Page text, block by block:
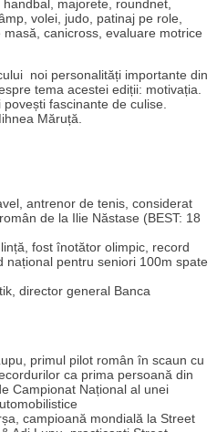
majorete, roundnet,
volei, judo, patinaj pe role,
canicross, evaluare motrice
noi personalități importante din
tema acestei ediții: motivația.
fascinante de culise.
Măruță.
antrenor de tenis, considerat
de la Ilie Năstase (BEST: 18
fost înotător olimpic, record
național pentru seniori 100m spate
director general Banca
primul pilot român în scaun cu
ca prima persoană din
Campionat Național al unei
campioană mondială la Street